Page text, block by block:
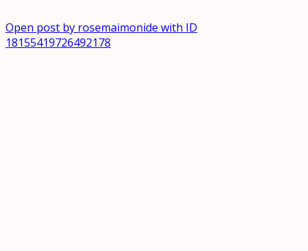
Open post by rosemaimonide with ID
18155419726492178